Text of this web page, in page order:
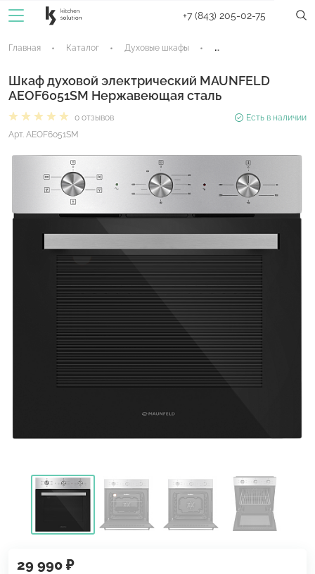
+7 (843) 205-02-75
Главная Каталог Духовые шкафы Электрические
Шкаф духовой электрический MAUNFELD
AEOF6051SM Нержавеющая сталь
0 отзывов
Есть в наличии
Арт. AEOF6051SM
29 990 ₽